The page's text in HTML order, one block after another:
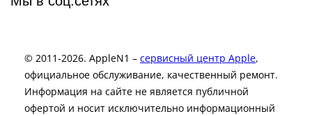
© 2011-2026. AppleN1 – сервисный центр Apple,
официальное обслуживание, качественный ремонт.
Информация на сайте не является публичной
офертой и носит исключительно информационный